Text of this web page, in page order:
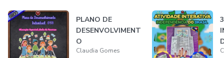
PLANO DE
DESENVOLVIMENT
O
INDIVIDUAL(PDI)-
Claudia Gomes